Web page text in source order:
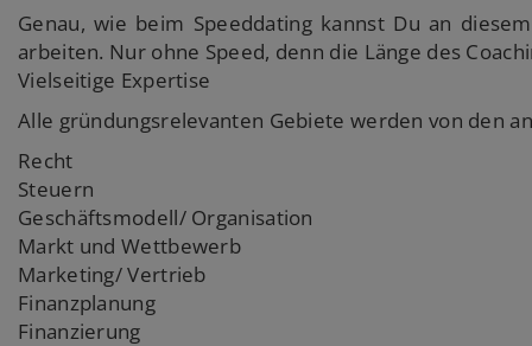
Genau, wie beim Speeddating kannst Du an
arbeiten. Nur ohne Speed, denn die Länge des
Vielseitige Expertise
Alle gründungsrelevanten Gebiete werden von den
Recht
Steuern
Geschäftsmodell/ Organisation
Markt und Wettbewerb
Marketing/ Vertrieb
Finanzplanung
Finanzierung